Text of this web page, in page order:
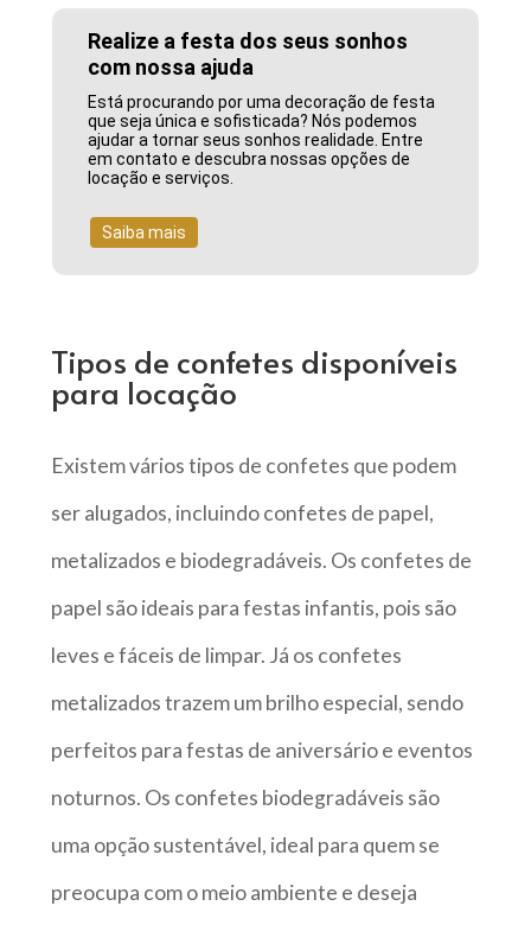
Realize a festa dos seus sonhos
com nossa ajuda
Está procurando por uma decoração de festa
que seja única e sofisticada? Nós podemos
ajudar a tornar seus sonhos realidade. Entre
em contato e descubra nossas opções de
locação e serviços.
Saiba mais
Tipos de confetes disponíveis
para locação
Existem vários tipos de confetes que podem
ser alugados, incluindo confetes de papel,
metalizados e biodegradáveis. Os confetes de
papel são ideais para festas infantis, pois são
leves e fáceis de limpar. Já os confetes
metalizados trazem um brilho especial, sendo
perfeitos para festas de aniversário e eventos
noturnos. Os confetes biodegradáveis são
uma opção sustentável, ideal para quem se
preocupa com o meio ambiente e deseja